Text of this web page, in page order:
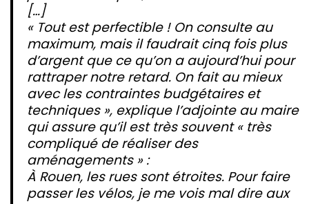
[…]
« Tout est perfectible ! On consulte au
maximum, mais il faudrait cinq fois plus
d’argent que ce qu’on a aujourd’hui pour
rattraper notre retard. On fait au mieux
avec les contraintes budgétaires et
techniques », explique l’adjointe au maire
qui assure qu’il est très souvent « très
compliqué de réaliser des
aménagements » :
À Rouen, les rues sont étroites. Pour faire
passer les vélos, je me vois mal dire aux